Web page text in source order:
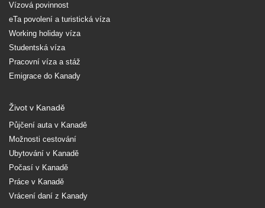
Vízová povinnost
eTa povolení a turistická víza
Working holiday víza
Studentská víza
Pracovní víza a stáž
Emigrace do Kanady
Život v Kanadě
Půjčení auta v Kanadě
Možnosti cestování
Ubytování v Kanadě
Počasí v Kanadě
Práce v Kanadě
Vrácení daní z Kanady